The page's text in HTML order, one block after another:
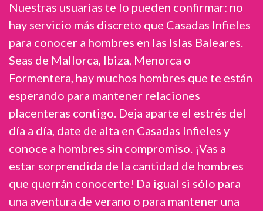
Nuestras usuarias te lo pueden confirmar: no
hay servicio más discreto que Casadas Infieles
para conocer a hombres en las Islas Baleares.
Seas de Mallorca, Ibiza, Menorca o
Formentera, hay muchos hombres que te están
esperando para mantener relaciones
placenteras contigo. Deja aparte el estrés del
día a día, date de alta en Casadas Infieles y
conoce a hombres sin compromiso. ¡Vas a
estar sorprendida de la cantidad de hombres
que querrán conocerte! Da igual si sólo para
una aventura de verano o para mantener una